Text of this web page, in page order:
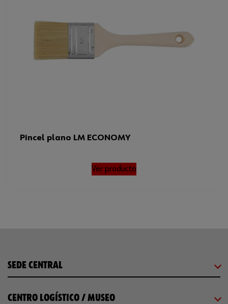
Pincel plano LM ECONOMY
Ver producto
SEDE CENTRAL
CENTRO LOGÍSTICO / MUSEO